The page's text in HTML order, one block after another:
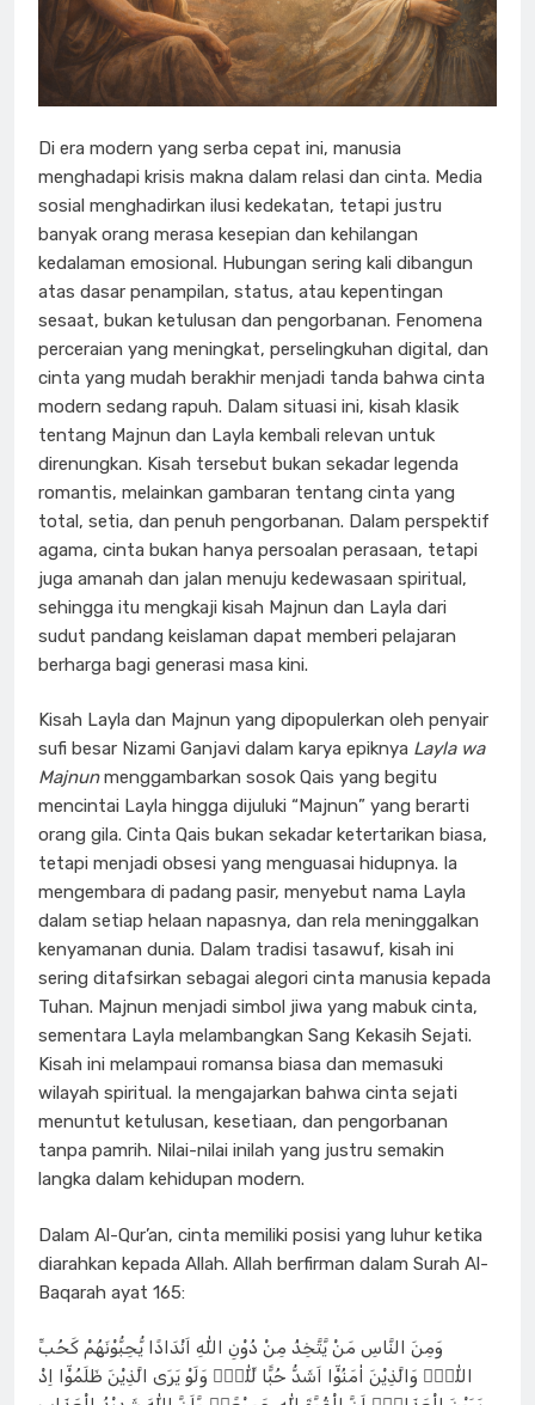
Di era modern yang serba cepat ini, manusia
menghadapi krisis makna dalam relasi dan cinta. Media
sosial menghadirkan ilusi kedekatan, tetapi justru
banyak orang merasa kesepian dan kehilangan
kedalaman emosional. Hubungan sering kali dibangun
atas dasar penampilan, status, atau kepentingan
sesaat, bukan ketulusan dan pengorbanan. Fenomena
perceraian yang meningkat, perselingkuhan digital, dan
cinta yang mudah berakhir menjadi tanda bahwa cinta
modern sedang rapuh. Dalam situasi ini, kisah klasik
tentang Majnun dan Layla kembali relevan untuk
direnungkan. Kisah tersebut bukan sekadar legenda
romantis, melainkan gambaran tentang cinta yang
total, setia, dan penuh pengorbanan. Dalam perspektif
agama, cinta bukan hanya persoalan perasaan, tetapi
juga amanah dan jalan menuju kedewasaan spiritual,
sehingga itu mengkaji kisah Majnun dan Layla dari
sudut pandang keislaman dapat memberi pelajaran
berharga bagi generasi masa kini.
Kisah Layla dan Majnun yang dipopulerkan oleh penyair
sufi besar Nizami Ganjavi dalam karya epiknya Layla wa
Majnunmenggambarkan sosok Qais yang begitu
mencintai Layla hingga dijuluki “Majnun” yang berarti
orang gila. Cinta Qais bukan sekadar ketertarikan biasa,
tetapi menjadi obsesi yang menguasai hidupnya. Ia
mengembara di padang pasir, menyebut nama Layla
dalam setiap helaan napasnya, dan rela meninggalkan
kenyamanan dunia. Dalam tradisi tasawuf, kisah ini
sering ditafsirkan sebagai alegori cinta manusia kepada
Tuhan. Majnun menjadi simbol jiwa yang mabuk cinta,
sementara Layla melambangkan Sang Kekasih Sejati.
Kisah ini melampaui romansa biasa dan memasuki
wilayah spiritual. Ia mengajarkan bahwa cinta sejati
menuntut ketulusan, kesetiaan, dan pengorbanan
tanpa pamrih. Nilai-nilai inilah yang justru semakin
langka dalam kehidupan modern.
Dalam Al-Qur’an, cinta memiliki posisi yang luhur ketika
diarahkan kepada Allah. Allah berfirman dalam Surah Al-
Baqarah ayat 165:
وَمِنَ النَّاسِ مَنْ يَّتَّخِذُ مِنْ دُوْنِ اللّٰهِ اَنْدَادًا يُّحِبُّوْنَهُمْ كَحُبِّ
اللّٰهِۗ وَالَّذِيْنَ اٰمَنُوْٓا اَشَدُّ حُبًّا لِّلّٰهِۙ وَلَوْ يَرَى الَّذِيْنَ ظَلَمُوْٓا اِذْ